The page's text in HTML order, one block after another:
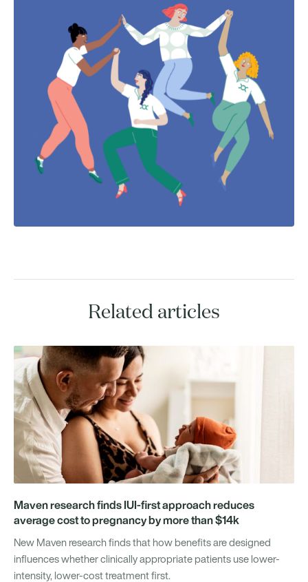
Related articles
Maven research finds IUI-first approach reduces
average cost to pregnancy by more than $14k
New Maven research finds that how benefits are designed
influences whether clinically appropriate patients use lower-
intensity, lower-cost treatment first.